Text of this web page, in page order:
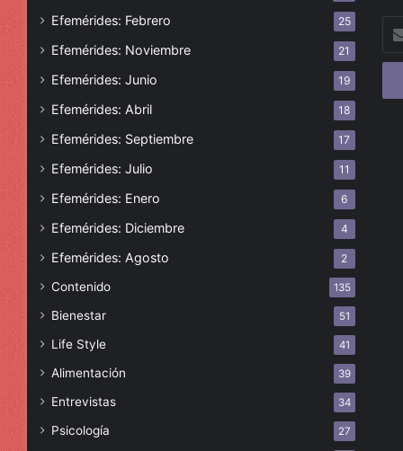
Efemérides: Febrero 25
Efemérides: Noviembre 21
Efemérides: Junio 19
Efemérides: Abril 18
Efemérides: Septiembre 17
Efemérides: Julio 11
Efemérides: Enero 6
Efemérides: Diciembre 4
Efemérides: Agosto 2
Contenido 135
Bienestar 51
Life Style 41
Alimentación 39
Entrevistas 34
Psicología 27